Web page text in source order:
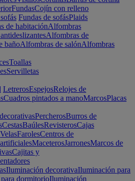
FundasCojín con relleno
Fundas de sofásPlaids
de habitaciónAlfombras
Alfombras de
bañoAlfombras de salónAlfombras
Toallas
Servilletas
LetrerosEspejosRelojes de
Cuadros pintados a manoMarcosPlacas
PercherosBurros de
CestasBaúlesRevisterosCajas
VelasFarolesCentros de
MaceterosJarronesMarcos de
Cajitas y
Iluminación decorativaIluminación para
dormitorioIluminación